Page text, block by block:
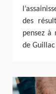
des
pensez à
de